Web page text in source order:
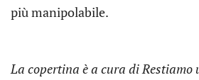
più manipolabile.
La copertina è a cura di Restiamo